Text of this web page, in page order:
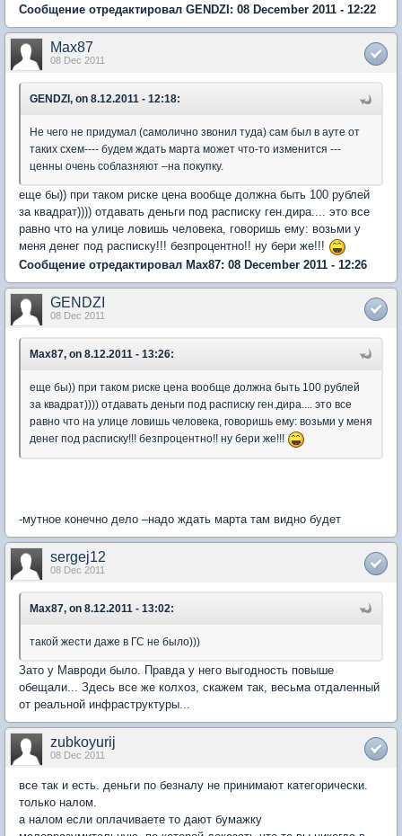
Сообщение отредактировал GENDZI: 08 December 2011 - 12:22
Max87
08 Dec 2011
GENDZI, on 8.12.2011 - 12:18:
Не чего не придумал (самолично звонил туда) сам был в ауте от
таких схем---- будем ждать марта может что-то изменится ---
ценны очень соблазняют –на покупку.
еще бы)) при таком риске цена вообще должна быть 100 рублей
за квадрат)))) отдавать деньги под расписку ген.дира.... это все
равно что на улице ловишь человека, говоришь ему: возьми у
меня денег под расписку!!! безпроцентно!! ну бери же!!!
Сообщение отредактировал Max87: 08 December 2011 - 12:26
GENDZI
08 Dec 2011
Max87, on 8.12.2011 - 13:26:
еще бы)) при таком риске цена вообще должна быть 100 рублей
за квадрат)))) отдавать деньги под расписку ген.дира.... это все
равно что на улице ловишь человека, говоришь ему: возьми у меня
денег под расписку!!! безпроцентно!! ну бери же!!!
-мутное конечно дело –надо ждать марта там видно будет
sergej12
08 Dec 2011
Max87, on 8.12.2011 - 13:02:
такой жести даже в ГС не было)))
Зато у Мавроди было. Правда у него выгодность повыше
обещали... Здесь все же колхоз, скажем так, весьма отдаленный
от реальной инфраструктуры...
zubkoyurij
08 Dec 2011
все так и есть. деньги по безналу не принимают категорически.
только налом.
а налом если оплачиваете то дают бумажку